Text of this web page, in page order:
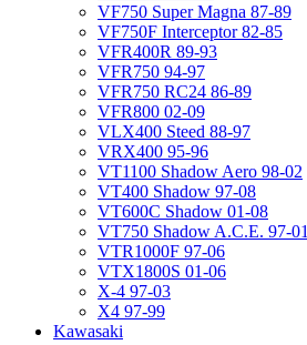
VF750 Super Magna 87-89
VF750F Interceptor 82-85
VFR400R 89-93
VFR750 94-97
VFR750 RC24 86-89
VFR800 02-09
VLX400 Steed 88-97
VRX400 95-96
VT1100 Shadow Aero 98-02
VT400 Shadow 97-08
VT600C Shadow 01-08
VT750 Shadow A.C.E. 97-01
VTR1000F 97-06
VTX1800S 01-06
X-4 97-03
X4 97-99
Kawasaki